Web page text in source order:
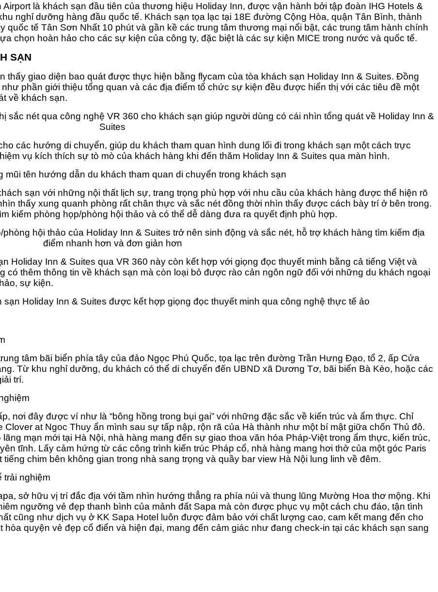
là khách sạn đầu tiên của thương hiệu Holiday Inn, được vận hành bởi tập đoàn IHG Hotels &
nghỉ dưỡng hàng đầu quốc tế. Khách sạn tọa lạc tại 18E đường Cộng Hòa, quận Tân Bình, thành
quốc tế Tân Sơn Nhất 10 phút và gần kề các trung tâm thương mại nổi bật, các trung tâm hành chính
chọn hoàn hảo cho các sự kiện của công ty, đặc biệt là các sự kiện MICE trong nước và quốc tế.
SẠN
thấy giao diện bao quát được thực hiện bằng flycam của tòa khách sạn Holiday Inn & Suites. Đồng
phần giới thiệu tổng quan và các địa điểm tổ chức sự kiện đều được hiển thị với các tiêu đề một
về khách sạn.
sắc nét qua công nghệ VR 360 cho khách sạn giúp người dùng có cái nhìn tổng quát về Holiday Inn &
Suites
các hướng di chuyển, giúp du khách tham quan hình dung lối đi trong khách sạn một cách trực
vụ kích thích sự tò mò của khách hàng khi đến thăm Holiday Inn & Suites qua màn hình.
mũi tên hướng dẫn du khách tham quan di chuyển trong khách sạn
sạn với những nội thất lịch sự, trang trọng phù hợp với nhu cầu của khách hàng được thể hiện rõ
thấy xung quanh phòng rất chân thực và sắc nét đồng thời nhìn thấy được cách bày trí ở bên trong.
kiếm phòng họp/phòng hội thảo và có thể dễ dàng đưa ra quyết định phù hợp.
hội thảo của Holiday Inn & Suites trở nên sinh động và sắc nét, hỗ trợ khách hàng tìm kiếm địa
điểm nhanh hơn và đơn giản hơn
Holiday Inn & Suites qua VR 360 này còn kết hợp với giọng đọc thuyết minh bằng cả tiếng Việt và
có thêm thông tin về khách sạn mà còn loại bỏ được rào cản ngôn ngữ đối với những du khách ngoại
sự kiện.
Holiday Inn & Suites được kết hợp giọng đọc thuyết minh qua công nghệ thực tế ảo
tâm bãi biển phía tây của đảo Ngọc Phú Quốc, tọa lạc trên đường Trần Hưng Đạo, tổ 2, ấp Cửa
Từ khu nghỉ dưỡng, du khách có thể di chuyển đến UBND xã Dương Tơ, bãi biển Bà Kèo, hoặc các
trí.
nơi đây được ví như là “bông hồng trong bụi gai” với những đặc sắc về kiến trúc và ẩm thực. Chỉ
at Ngoc Thuy ẩn mình sau sự tấp nập, rộn rã của Hà thành như một bí mật giữa chốn Thủ đô.
mạn mới tại Hà Nội, nhà hàng mang đến sự giao thoa văn hóa Pháp-Việt trong ẩm thực, kiến trúc,
tĩnh. Lấy cảm hứng từ các công trình kiến trúc Pháp cổ, nhà hàng mang hơi thở của một góc Paris
chim bên không gian trong nhà sang trọng và quầy bar view Hà Nội lung linh về đêm.
trải nghiệm
sở hữu vị trí đắc địa với tầm nhìn hướng thẳng ra phía núi và thung lũng Mường Hoa thơ mộng. Khi
ngưỡng vẻ đẹp thanh bình của mảnh đất Sapa mà còn được phục vụ một cách chu đáo, tận tình
cũng như dịch vụ ở KK Sapa Hotel luôn được đảm bảo với chất lượng cao, cam kết mang đến cho
quyện vẻ đẹp cổ điển và hiện đại, mang đến cảm giác như đang check-in tại các khách sạn sang